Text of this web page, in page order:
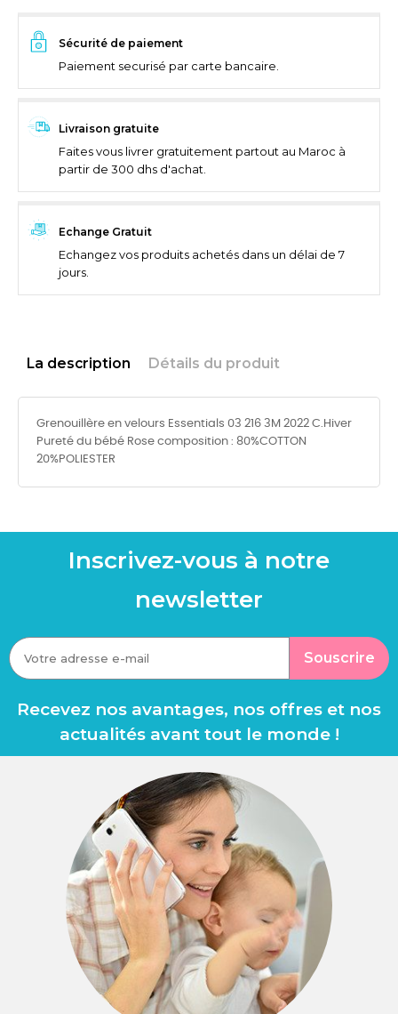
Sécurité de paiement
Paiement securisé par carte bancaire.
Livraison gratuite
Faites vous livrer gratuitement partout au Maroc à
partir de 300 dhs d'achat.
Echange Gratuit
Echangez vos produits achetés dans un délai de 7
jours.
La description Détails du produit
Grenouillère en velours Essentials 03 216 3M 2022 C.Hiver
Pureté du bébé Rose composition : 80%COTTON
20%POLIESTER
Inscrivez-vous à notre
newsletter
Souscrire
Recevez nos avantages, nos offres et nos
actualités avant tout le monde !